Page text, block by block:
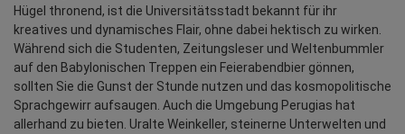
Hügel thronend, ist die Universitätsstadt bekannt für ihr
kreatives und dynamisches Flair, ohne dabei hektisch zu wirken.
Während sich die Studenten, Zeitungsleser und Weltenbummler
auf den Babylonischen Treppen ein Feierabendbier gönnen,
sollten Sie die Gunst der Stunde nutzen und das kosmopolitische
Sprachgewirr aufsaugen. Auch die Umgebung Perugias hat
allerhand zu bieten. Uralte Weinkeller, steinerne Unterwelten und